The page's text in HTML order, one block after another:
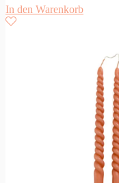
In den Warenkorb